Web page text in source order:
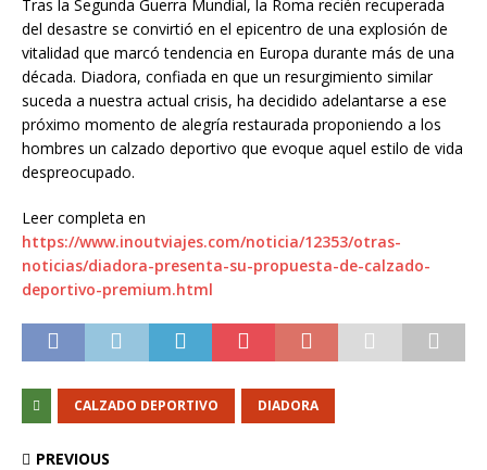
Tras la Segunda Guerra Mundial, la Roma recién recuperada
del desastre se convirtió en el epicentro de una explosión de
vitalidad que marcó tendencia en Europa durante más de una
década. Diadora, confiada en que un resurgimiento similar
suceda a nuestra actual crisis, ha decidido adelantarse a ese
próximo momento de alegría restaurada proponiendo a los
hombres un calzado deportivo que evoque aquel estilo de vida
despreocupado.
Leer completa en
https://www.inoutviajes.com/noticia/12353/otras-
noticias/diadora-presenta-su-propuesta-de-calzado-
deportivo-premium.html
CALZADO DEPORTIVO DIADORA
PREVIOUS